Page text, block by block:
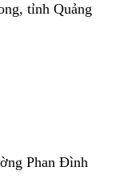
tỉnh Quảng
Phan Đình